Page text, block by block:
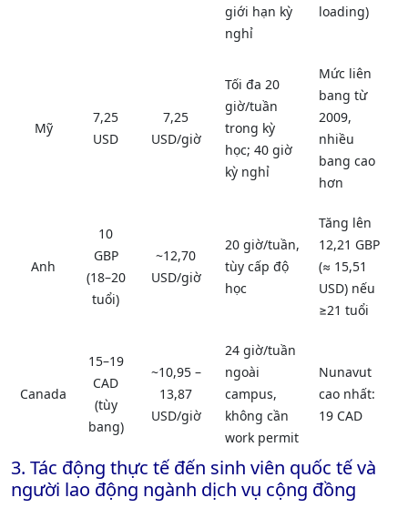
giới hạn kỳ
nghỉ
loading)
Mỹ
7,25
USD
7,25
USD/giờ
Tối đa 20
giờ/tuần
trong kỳ
học; 40 giờ
kỳ nghỉ
Mức liên
bang từ
2009,
nhiều
bang cao
hơn
Anh
10
GBP
(18–20
tuổi)
~12,70
USD/giờ
20 giờ/tuần,
tùy cấp độ
học
Tăng lên
12,21 GBP
(≈ 15,51
USD) nếu
≥21 tuổi
Canada
15–19
CAD
(tùy
bang)
~10,95 –
13,87
USD/giờ
24 giờ/tuần
ngoài
campus,
không cần
work permit
Nunavut
cao nhất:
19 CAD
3. Tác động thực tế đến sinh viên quốc tế và
người lao động ngành dịch vụ cộng đồng